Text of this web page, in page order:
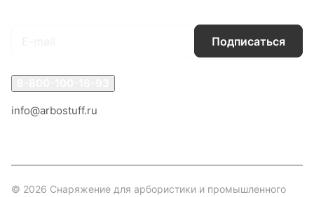
Подписаться
info@arbostuff.ru
© 2026 Снаряжение для арбористики и промышленного